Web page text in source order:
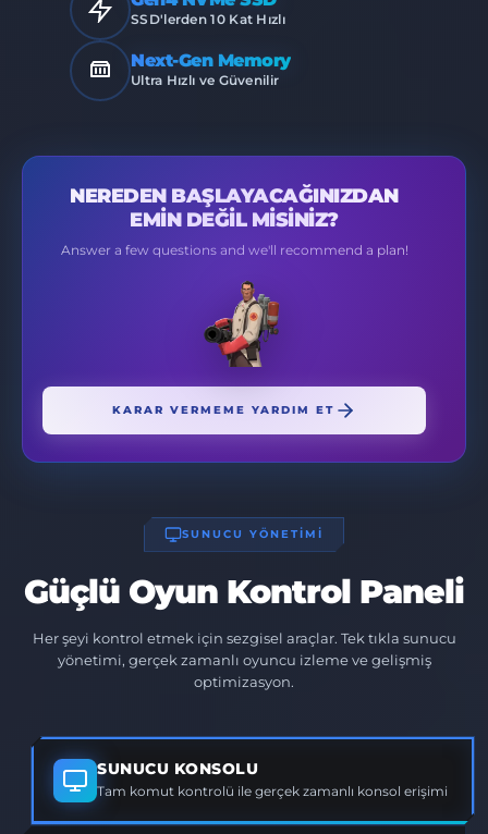
SSD'lerden 10 Kat Hızlı
Next-Gen Memory
Ultra Hızlı ve Güvenilir
NEREDEN BAŞLAYACAĞINIZDAN
EMIN DEĞIL MISINIZ?
Answer a few questions and we'll recommend a plan!
KARAR VERMEME YARDIM ET
SUNUCU YÖNETİMİ
Güçlü Oyun Kontrol Paneli
Her şeyi kontrol etmek için sezgisel araçlar. Tek tıkla sunucu
yönetimi, gerçek zamanlı oyuncu izleme ve gelişmiş
optimizasyon.
SUNUCU KONSOLU
Tam komut kontrolü ile gerçek zamanlı konsol erişimi